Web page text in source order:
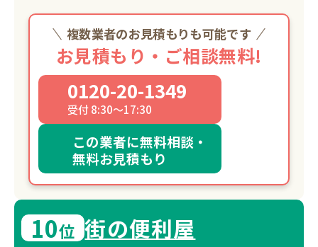
複数業者のお見積もりも可能です
お見積もり・ご相談無料!
0120-20-1349
受付 8:30～17:30
この業者に無料相談・
無料お見積もり
10位 街の便利屋